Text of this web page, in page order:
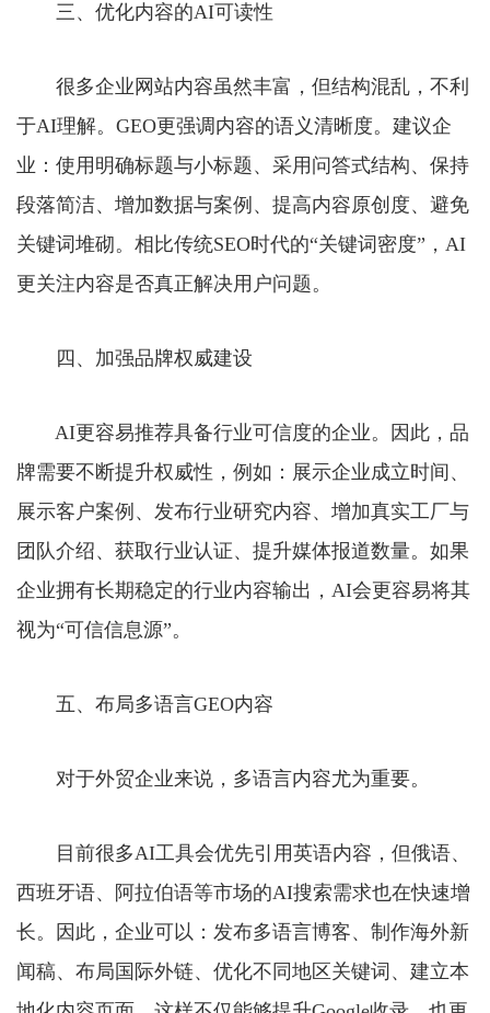
三、优化内容的AI可读性
很多企业网站内容虽然丰富，但结构混乱，不利
于AI理解。GEO更强调内容的语义清晰度。建议企
业：使用明确标题与小标题、采用问答式结构、保持
段落简洁、增加数据与案例、提高内容原创度、避免
关键词堆砌。相比传统SEO时代的“关键词密度”，AI
更关注内容是否真正解决用户问题。
四、加强品牌权威建设
AI更容易推荐具备行业可信度的企业。因此，品
牌需要不断提升权威性，例如：展示企业成立时间、
展示客户案例、发布行业研究内容、增加真实工厂与
团队介绍、获取行业认证、提升媒体报道数量。如果
企业拥有长期稳定的行业内容输出，AI会更容易将其
视为“可信信息源”。
五、布局多语言GEO内容
对于外贸企业来说，多语言内容尤为重要。
目前很多AI工具会优先引用英语内容，但俄语、
西班牙语、阿拉伯语等市场的AI搜索需求也在快速增
长。因此，企业可以：发布多语言博客、制作海外新
闻稿、布局国际外链、优化不同地区关键词、建立本